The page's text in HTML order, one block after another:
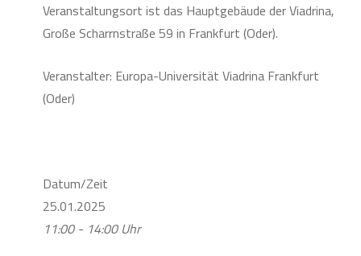
Veranstaltungsort ist das Hauptgebäude der Viadrina,
Große Scharrnstraße 59 in Frankfurt (Oder).
Veranstalter: Europa-Universität Viadrina Frankfurt
(Oder)
Datum/Zeit
25.01.2025
11:00 - 14:00 Uhr